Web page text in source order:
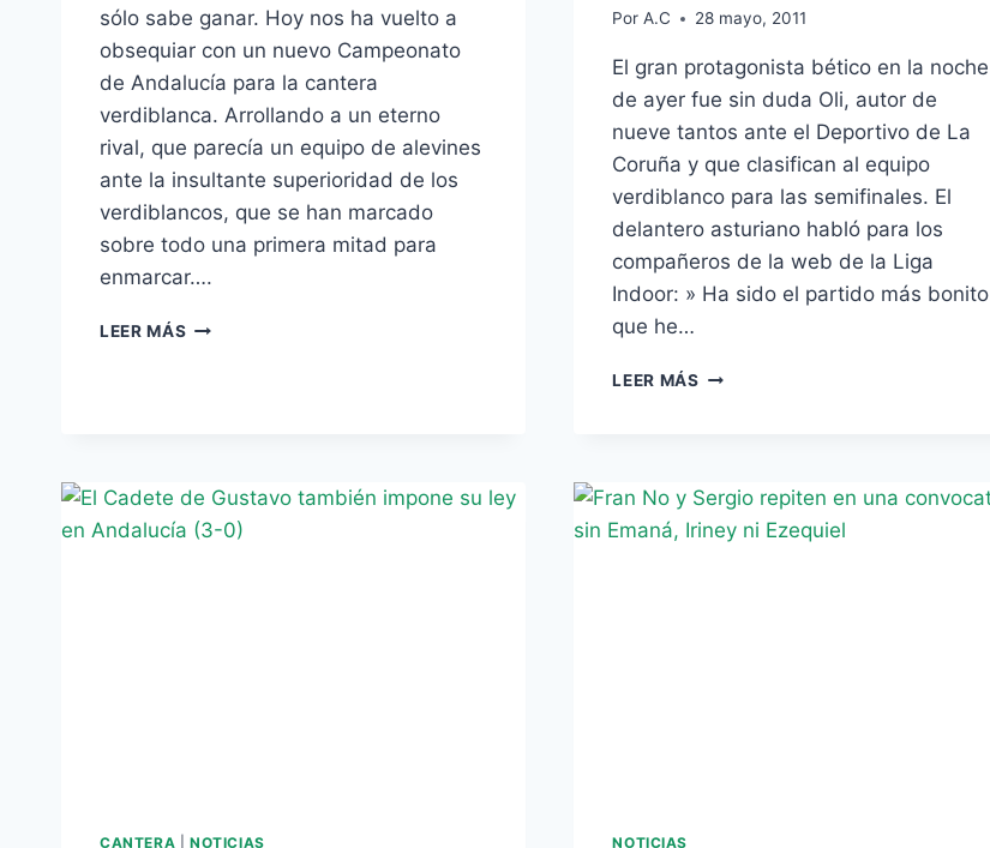
sólo sabe ganar. Hoy nos ha vuelto a
obsequiar con un nuevo Campeonato
de Andalucía para la cantera
verdiblanca. Arrollando a un eterno
rival, que parecía un equipo de alevines
ante la insultante superioridad de los
verdiblancos, que se han marcado
sobre todo una primera mitad para
enmarcar….
LEER MÁS ¡¡¡CAMPEONES
Por A.C 28 mayo, 2011
El gran protagonista bético en la noche
de ayer fue sin duda Oli, autor de
nueve tantos ante el Deportivo de La
Coruña y que clasifican al equipo
verdiblanco para las semifinales. El
delantero asturiano habló para los
compañeros de la web de la Liga
Indoor: » Ha sido el partido más bonito
que he…
LEER MÁS OLI:
MÁS
BONITO
CANTERA NOTICIAS NOTICIAS